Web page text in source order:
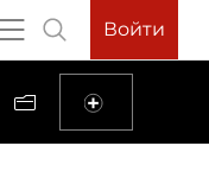
Войти